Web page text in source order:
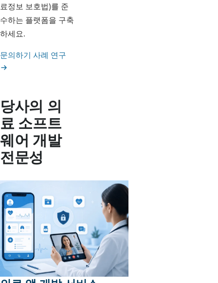
료정보 보호법)를 준
수하는 플랫폼을 구축
하세요.
문의하기 사례 연구
당사의 의
료 소프트
웨어 개발
전문성